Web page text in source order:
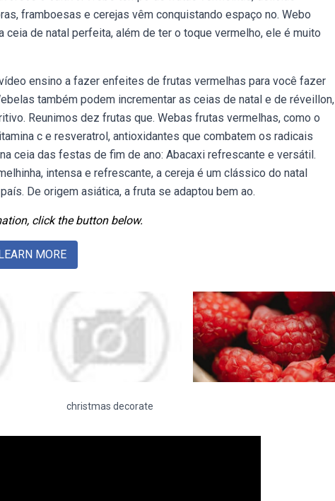
framboesas e cerejas vêm conquistando espaço no. Webo
de natal perfeita, além de ter o toque vermelho, ele é muito
ensino a fazer enfeites de frutas vermelhas para você fazer
também podem incrementar as ceias de natal e de réveillon,
Reunimos dez frutas que. Webas frutas vermelhas, como o
c e resveratrol, antioxidantes que combatem os radicais
ceia das festas de fim de ano: Abacaxi refrescante e versátil.
intensa e refrescante, a cereja é um clássico do natal
De origem asiática, a fruta se adaptou bem ao.
click the button below.
MORE
christmas decorate